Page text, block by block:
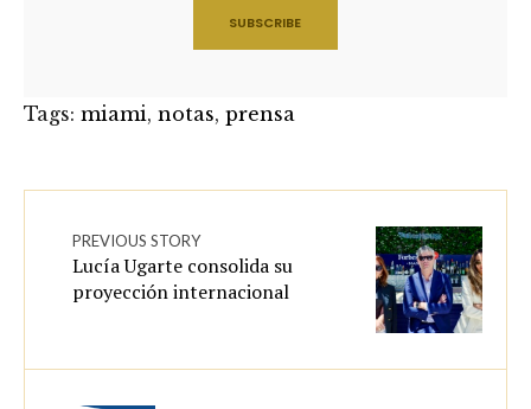
Tags: miami, notas, prensa
PREVIOUS STORY
Lucía Ugarte consolida su
proyección internacional